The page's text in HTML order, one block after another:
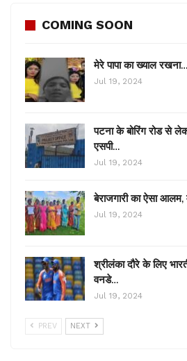
COMING SOON
मेरे पापा का ख्याल
Jul 19, 2024
पटना के बोरिंग रोड से
एसपी…
Jul 19, 2024
बेराजगारी का ऐसा
Jul 19, 2024
श्रीलंका दौरे के लिए
वनडे…
Jul 19, 2024
PREV NEXT